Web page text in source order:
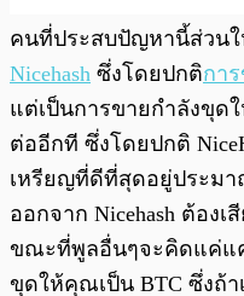
คนที่ประสบปัญหานี้ส่วนใ
Nicehash ซึ่งโดยปกติกา
แต่เป็นการขายกำลังขุด
ต่ออีกที ซึ่งโดยปกติ
เหรียญที่ดีที่สุดอยู่ประมา
ออกจาก Nicehash ต้อง
ขณะที่พูลอื่นๆจะคิดแค่แค่
ขุดให้คุณเป็น BTC ซึ่งถ้า